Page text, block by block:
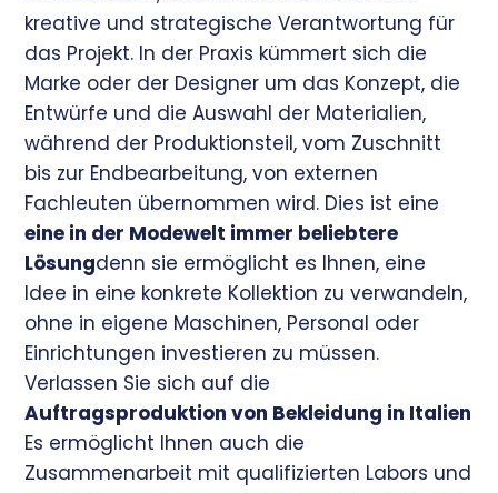
kreative und strategische Verantwortung für
das Projekt. In der Praxis kümmert sich die
Marke oder der Designer um das Konzept, die
Entwürfe und die Auswahl der Materialien,
während der Produktionsteil, vom Zuschnitt
bis zur Endbearbeitung, von externen
Fachleuten übernommen wird. Dies ist eine
eine in der Modewelt immer beliebtere
Lösungdenn sie ermöglicht es Ihnen, eine
Idee in eine konkrete Kollektion zu verwandeln,
ohne in eigene Maschinen, Personal oder
Einrichtungen investieren zu müssen.
Verlassen Sie sich auf die
Auftragsproduktion von Bekleidung in Italien
Es ermöglicht Ihnen auch die
Zusammenarbeit mit qualifizierten Labors und